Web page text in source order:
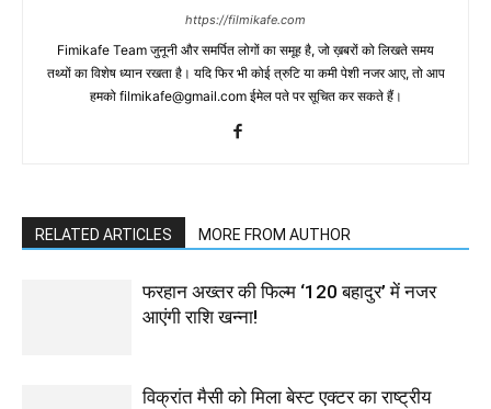
https://filmikafe.com
Fimikafe Team जुनूनी और समर्पित लोगों का समूह है, जो ख़बरों को लिखते समय
तथ्‍यों का विशेष ध्‍यान रखता है। यदि फिर भी कोई त्रुटि या कमी पेशी नजर आए, तो आप
हमको filmikafe@gmail.com ईमेल पते पर सूचित कर सकते हैं।
RELATED ARTICLES MORE FROM AUTHOR
फरहान अख्तर की फिल्म ‘120 बहादुर’ में नजर
आएंगी राशि खन्ना!
विक्रांत मैसी को मिला बेस्ट एक्टर का राष्ट्रीय